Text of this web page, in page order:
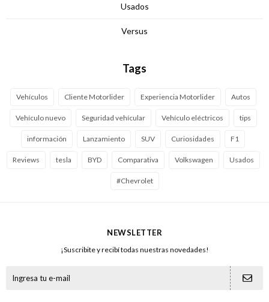
Usados
Versus
Tags
Vehículos Cliente Motorlider Experiencia Motorlider Autos
Vehículo nuevo Seguridad vehícular Vehículo eléctricos tips
información Lanzamiento SUV Curiosidades F1
Reviews tesla BYD Comparativa Volkswagen Usados
#Chevrolet
NEWSLETTER
¡Suscribite y recibí todas nuestras novedades!